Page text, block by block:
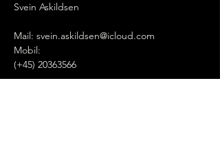
Svein Askildsen
Mail: svein.askildsen@icloud.com
Mobil:
(+45) 20363566